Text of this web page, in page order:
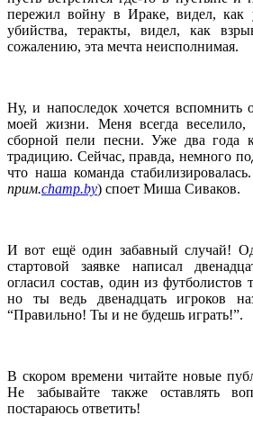
пережил войну в Ираке, видел,
убийства, теракты, видел, как
сожалению, эта мечта неисполнимая.
Ну, и напоследок хочется вспомнить
моей жизни. Меня всегда
сборной пели песни. Уже два года
традицию. Сейчас, правда, немного
что наша команда
прим.champ.by) споет Миша Сиваков.
И вот ещё один забавный случай!
стартовой заявке написал
огласил состав, один из футболистов
но ты ведь двенадцать игроков
“Правильно! Ты и не будешь играть!”.
В скором времени читайте новые
Не забывайте также оставлять
постараюсь ответить!